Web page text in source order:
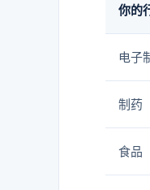
你的
电子
制药
食品